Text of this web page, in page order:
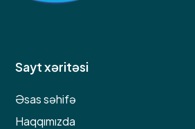
Sayt xəritəsi
Əsas səhifə
Haqqımızda